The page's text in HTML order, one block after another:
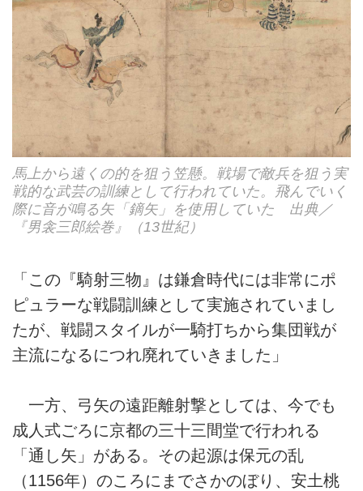
馬上から遠くの的を狙う笠懸。戦場で敵兵を狙う実
戦的な武芸の訓練として行われていた。飛んでいく
際に音が鳴る矢「鏑矢」を使用していた 出典／
『男衾三郎絵巻』（13世紀）
「この『騎射三物』は鎌倉時代には非常にポ
ピュラーな戦闘訓練として実施されていまし
たが、戦闘スタイルが一騎打ちから集団戦が
主流になるにつれ廃れていきました」
一方、弓矢の遠距離射撃としては、今でも
成人式ごろに京都の三十三間堂で行われる
「通し矢」がある。その起源は保元の乱
（1156年）のころにまでさかのぼり、安土桃